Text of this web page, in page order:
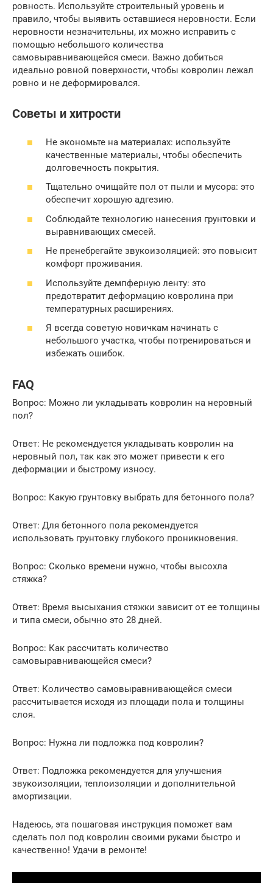
ровность. Используйте строительный уровень и
правило, чтобы выявить оставшиеся неровности. Если
неровности незначительны, их можно исправить с
помощью небольшого количества
самовыравнивающейся смеси. Важно добиться
идеально ровной поверхности, чтобы ковролин лежал
ровно и не деформировался.
Советы и хитрости
Не экономьте на материалах: используйте
качественные материалы, чтобы обеспечить
долговечность покрытия.
Тщательно очищайте пол от пыли и мусора: это
обеспечит хорошую адгезию.
Соблюдайте технологию нанесения грунтовки и
выравнивающих смесей.
Не пренебрегайте звукоизоляцией: это повысит
комфорт проживания.
Используйте демпферную ленту: это
предотвратит деформацию ковролина при
температурных расширениях.
Я всегда советую новичкам начинать с
небольшого участка, чтобы потренироваться и
избежать ошибок.
FAQ
Вопрос: Можно ли укладывать ковролин на неровный
пол?
Ответ: Не рекомендуется укладывать ковролин на
неровный пол, так как это может привести к его
деформации и быстрому износу.
Вопрос: Какую грунтовку выбрать для бетонного пола?
Ответ: Для бетонного пола рекомендуется
использовать грунтовку глубокого проникновения.
Вопрос: Сколько времени нужно, чтобы высохла
стяжка?
Ответ: Время высыхания стяжки зависит от ее толщины
и типа смеси, обычно это 28 дней.
Вопрос: Как рассчитать количество
самовыравнивающейся смеси?
Ответ: Количество самовыравнивающейся смеси
рассчитывается исходя из площади пола и толщины
слоя.
Вопрос: Нужна ли подложка под ковролин?
Ответ: Подложка рекомендуется для улучшения
звукоизоляции, теплоизоляции и дополнительной
амортизации.
Надеюсь, эта пошаговая инструкция поможет вам
сделать пол под ковролин своими руками быстро и
качественно! Удачи в ремонте!